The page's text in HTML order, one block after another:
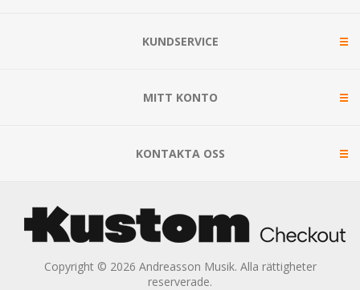
KUNDSERVICE
MITT KONTO
KONTAKTA OSS
Copyright © 2026 Andreasson Musik. Alla rättigheter
reserverade.